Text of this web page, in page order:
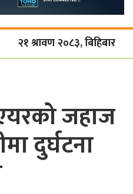
२१ श्रावण २०८३, बिहिबार
जहाज
दुर्घटना